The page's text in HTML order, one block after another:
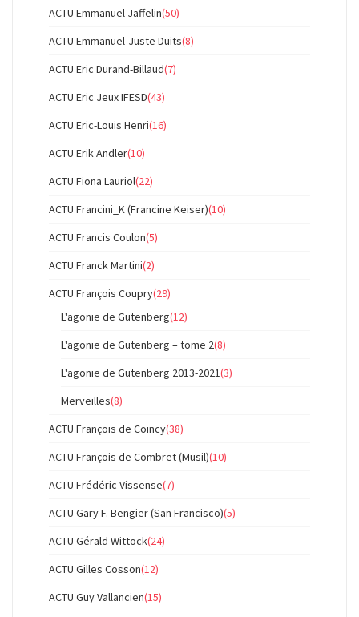
ACTU Emmanuel Jaffelin(50)
ACTU Emmanuel-Juste Duits(8)
ACTU Eric Durand-Billaud(7)
ACTU Eric Jeux IFESD(43)
ACTU Eric-Louis Henri(16)
ACTU Erik Andler(10)
ACTU Fiona Lauriol(22)
ACTU Francini_K (Francine Keiser)(10)
ACTU Francis Coulon(5)
ACTU Franck Martini(2)
ACTU François Coupry(29)
L'agonie de Gutenberg(12)
L'agonie de Gutenberg – tome 2(8)
L'agonie de Gutenberg 2013-2021(3)
Merveilles(8)
ACTU François de Coincy(38)
ACTU François de Combret (Musil)(10)
ACTU Frédéric Vissense(7)
ACTU Gary F. Bengier (San Francisco)(5)
ACTU Gérald Wittock(24)
ACTU Gilles Cosson(12)
ACTU Guy Vallancien(15)